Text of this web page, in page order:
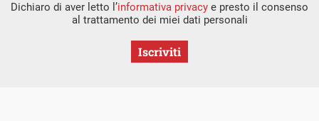
Dichiaro di aver letto l’informativa privacy e presto il consenso
al trattamento dei miei dati personali
Iscriviti